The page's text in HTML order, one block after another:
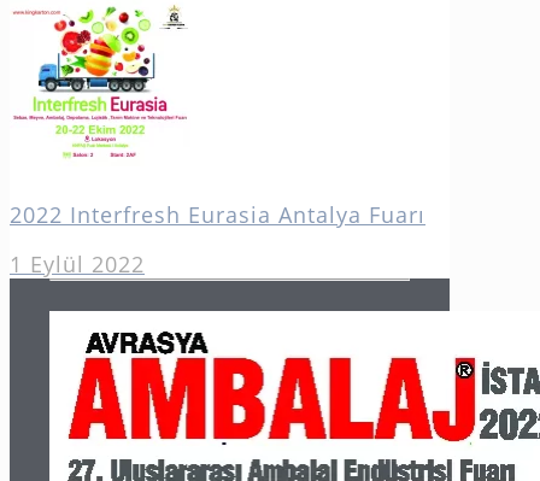
2022 Interfresh Eurasia Antalya Fuarı
1 Eylül 2022